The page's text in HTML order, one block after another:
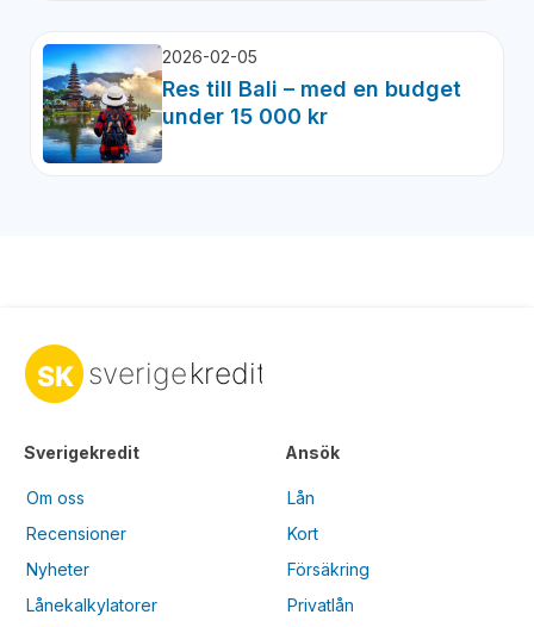
2026-02-05
Res till Bali – med en budget
under 15 000 kr
Sverigekredit
Om oss
Recensioner
Nyheter
Lånekalkylatorer
Ansök
Lån
Kort
Försäkring
Privatlån